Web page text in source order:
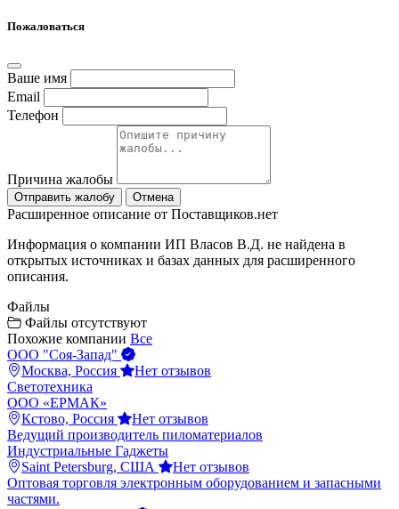
Пожаловаться
Ваше имя
Email
Телефон
Причина жалобы
Отправить жалобу Отмена
Расширенное описание от Поставщиков.нет
Информация о компании ИП Власов В.Д. не найдена в
открытых источниках и базах данных для расширенного
описания.
Файлы
Файлы отсутствуют
Похожие компании Все
ООО "Соя-Запад"
Москва, Россия
Нет отзывов
Светотехника
ООО «ЕРМАК»
Кстово, Россия
Нет отзывов
Ведущий производитель пиломатериалов
Индустриальные Гаджеты
Saint Petersburg, США
Нет отзывов
Оптовая торговля электронным оборудованием и запасными
частями.